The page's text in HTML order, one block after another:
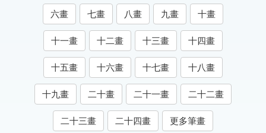
知識索引
單字索引
生命大百科索引
遊戲專區
六畫 七畫 八畫 九畫 十畫
十一畫 十二畫 十三畫 十四畫
十五畫 十六畫 十七畫 十八畫
十九畫 二十畫 二十一畫 二十二畫
二十三畫 二十四畫 更多筆畫